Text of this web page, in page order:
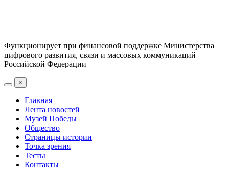
Функционирует при финансовой поддержке Министерства
цифрового развития, связи и массовых коммуникаций
Российской Федерации
×
Главная
Лента новостей
Музей Победы
Общество
Страницы истории
Точка зрения
Тесты
Контакты